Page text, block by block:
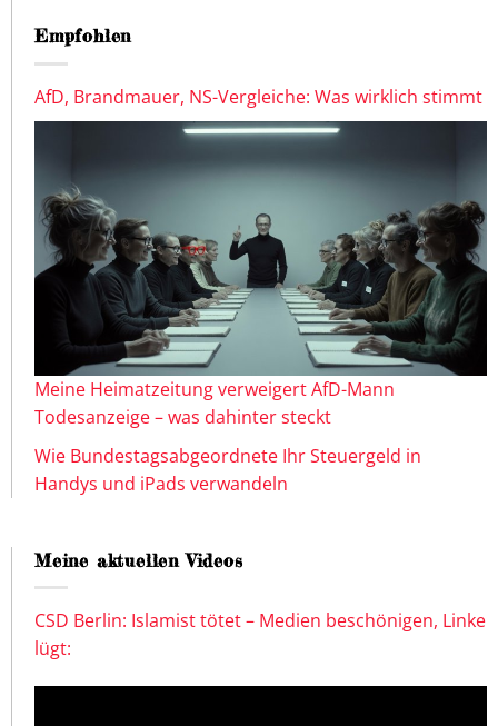
Empfohlen
AfD, Brandmauer, NS-Vergleiche: Was wirklich stimmt
Meine Heimatzeitung verweigert AfD-Mann
Todesanzeige – was dahinter steckt
Wie Bundestagsabgeordnete Ihr Steuergeld in
Handys und iPads verwandeln
Meine aktuellen Videos
CSD Berlin: Islamist tötet – Medien beschönigen, Linke
lügt: